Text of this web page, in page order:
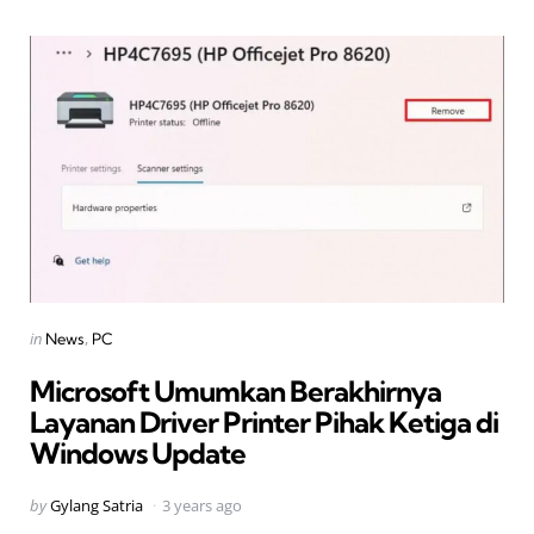
Categories
Posted
in News PC
Microsoft Umumkan Berakhirnya
Layanan Driver Printer Pihak Ketiga di
Windows Update
Posted
byGylang Satria 3 years ago